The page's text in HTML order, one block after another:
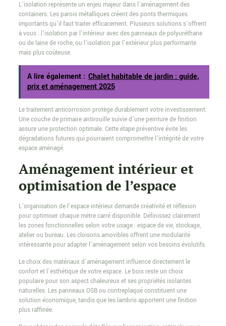
L’isolation représente un enjeu majeur dans l’aménagement des
containers. Les parois métalliques créent des ponts thermiques
importants qu’il faut traiter efficacement. Plusieurs solutions s’offrent
à vous : l’isolation par l’intérieur avec des panneaux de polyuréthane
ou de laine de roche, ou l’isolation par l’extérieur plus performante
mais plus coûteuse.
A lire également : Chalet habitable de jardin : guide,
prix et aménagement 2025
Le traitement anticorrosion protège durablement votre investissement.
Une couche de primaire antirouille suivie d’une peinture de finition
assure une protection optimale. Cette étape préventive évite les
dégradations futures qui pourraient compromettre l’intégrité de votre
espace aménagé.
Aménagement intérieur et
optimisation de l’espace
L’organisation de l’espace intérieur demande créativité et réflexion
pour optimiser chaque mètre carré disponible. Définissez clairement
les zones fonctionnelles selon votre usage : espace de vie, stockage,
atelier ou bureau. Les cloisons amovibles offrent une modularité
intéressante pour adapter l’aménagement selon vos besoins évolutifs.
Le choix des matériaux d’aménagement influence directement le
confort et l’esthétique de votre espace. Le bois reste un choix
populaire pour son aspect chaleureux et ses propriétés isolantes
naturelles. Les panneaux OSB ou contreplaqué constituent une
solution économique, tandis que les lambris apportent une finition
plus raffinée.